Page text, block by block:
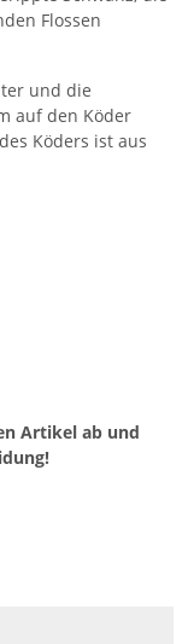
Flossen
und die
auf den Köder
Köders ist aus
Artikel ab und